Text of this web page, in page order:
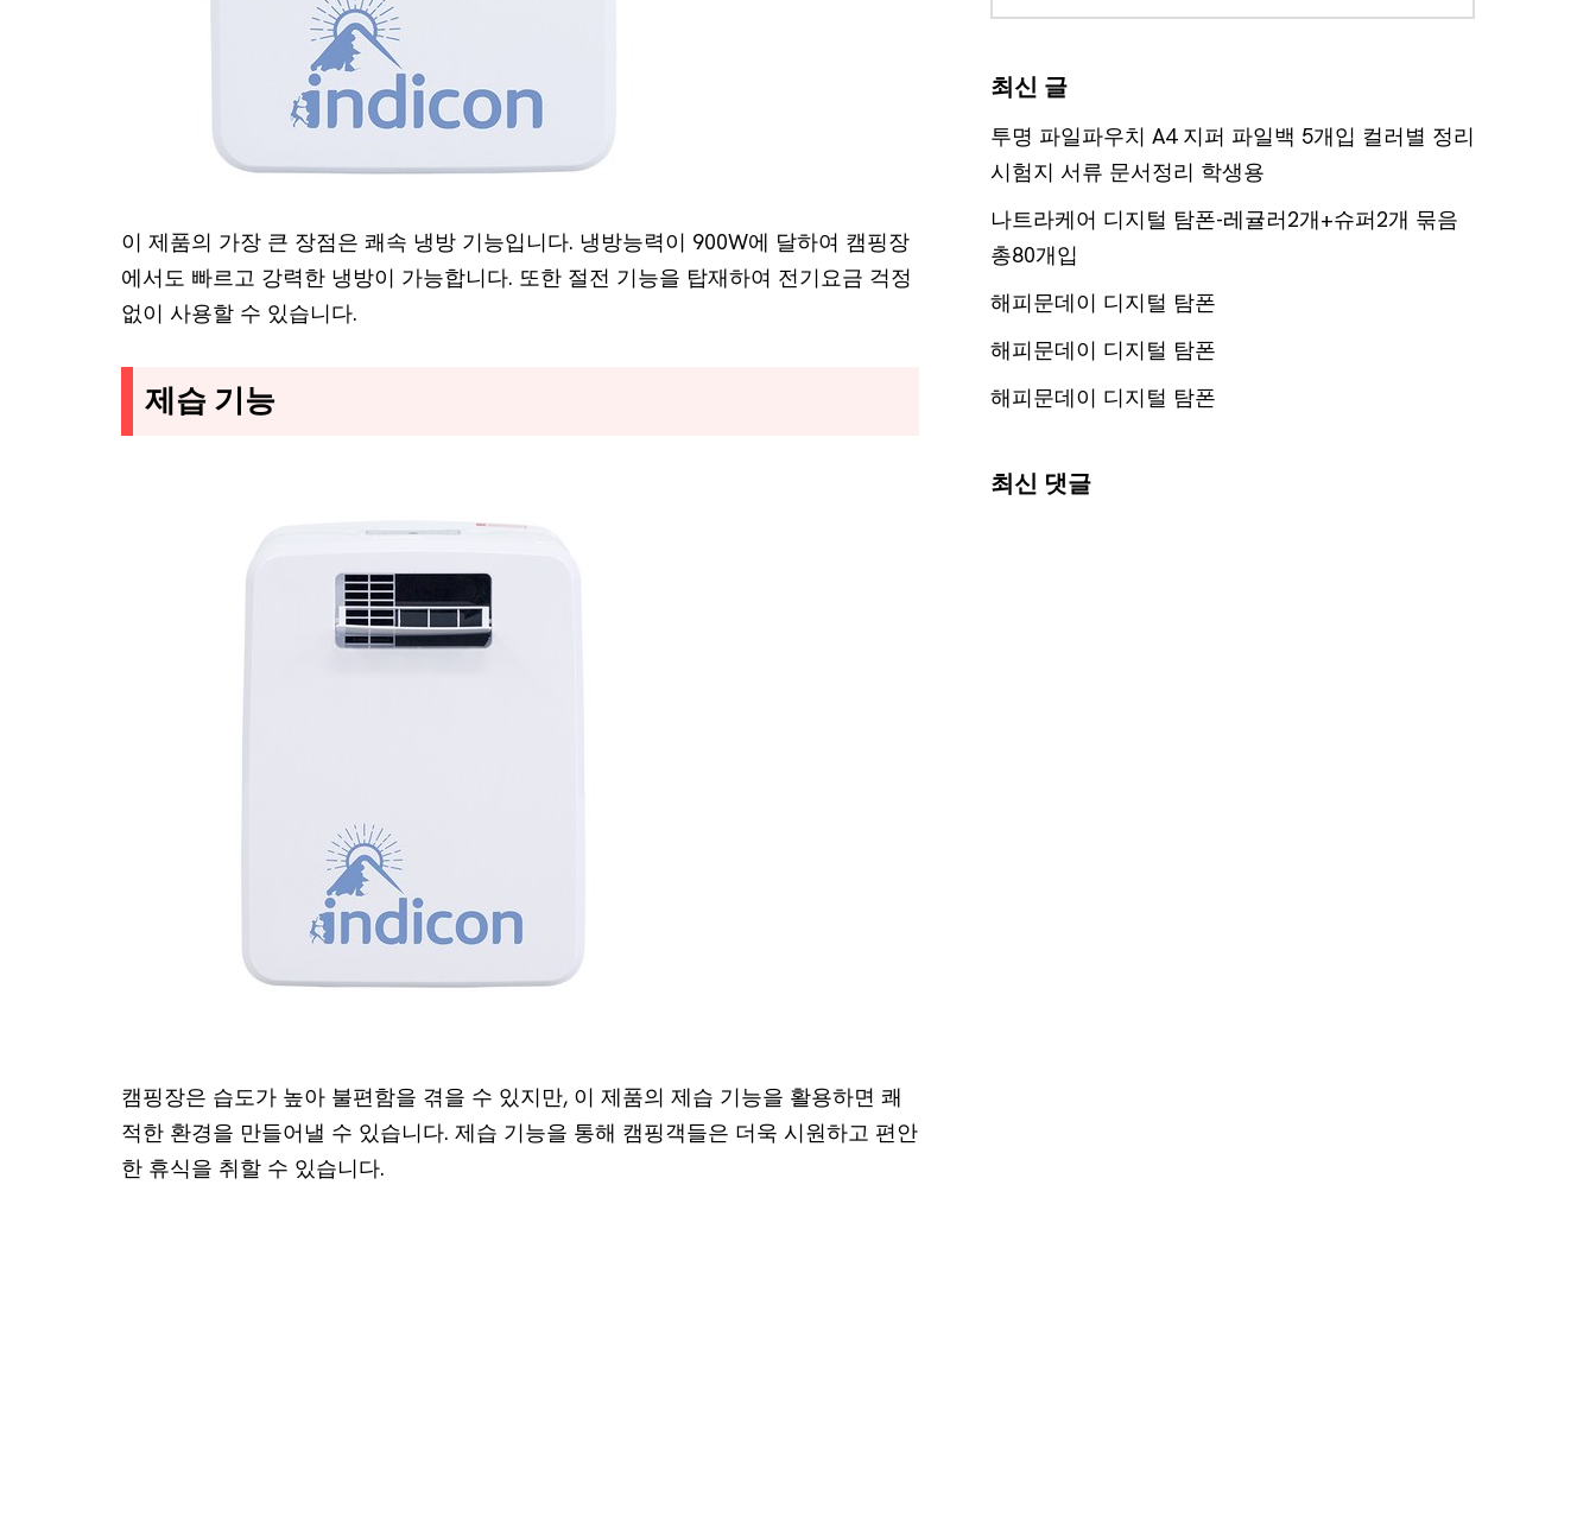
이 제품의 가장 큰 장점은 쾌속 냉방 기능입니다. 냉방능력이 900W에 달하여 캠핑장
에서도 빠르고 강력한 냉방이 가능합니다. 또한 절전 기능을 탑재하여 전기요금 걱정
없이 사용할 수 있습니다.
제습 기능
캠핑장은 습도가 높아 불편함을 겪을 수 있지만, 이 제품의 제습 기능을 활용하면 쾌
적한 환경을 만들어낼 수 있습니다. 제습 기능을 통해 캠핑객들은 더욱 시원하고 편안
한 휴식을 취할 수 있습니다.
최신 글
투명 파일파우치 A4 지퍼 파일백 5개입 컬러별 정리
시험지 서류 문서정리 학생용
나트라케어 디지털 탐폰-레귤러2개+슈퍼2개 묶음
총80개입
해피문데이 디지털 탐폰
해피문데이 디지털 탐폰
해피문데이 디지털 탐폰
최신 댓글